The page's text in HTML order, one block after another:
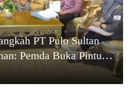
PT Pulo Sultan
Pemda Buka Pintu
Investor